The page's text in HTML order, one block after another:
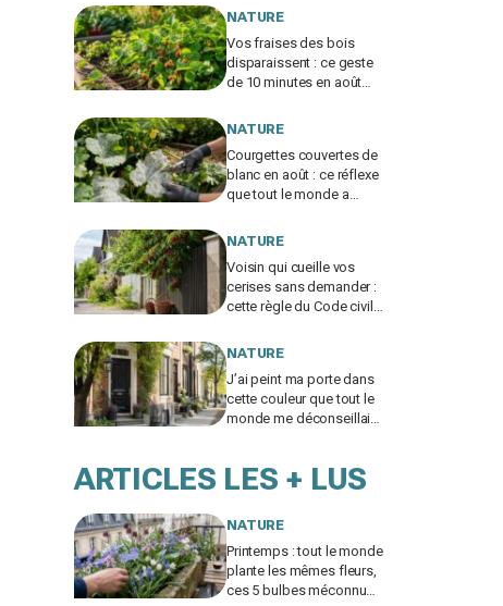
voisins auront tout
NATURE
Vos fraises des bois
disparaissent : ce geste
de 10 minutes en août
fois plus l’an prochain
NATURE
Courgettes couvertes de
blanc en août : ce réflexe
que tout le monde a
de les sauver
NATURE
Voisin qui cueille vos
cerises sans demander :
cette règle du Code civil
cher
NATURE
J’ai peint ma porte dans
cette couleur que tout le
monde me déconseillait :
ARTICLES LES + LUS
NATURE
Printemps : tout le monde
plante les mêmes fleurs,
ces 5 bulbes méconnus